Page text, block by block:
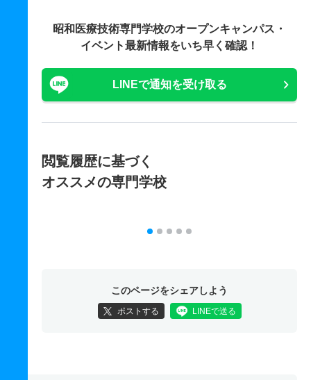
昭和医療技術専門学校のオープンキャンパス・
イベント最新情報をいち早く確認！
LINEで通知を受け取る
閲覧履歴に基づく
オススメの専門学校
このページをシェアしよう
ポストする LINEで送る